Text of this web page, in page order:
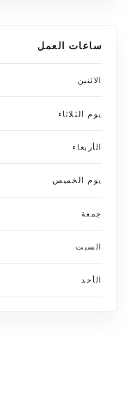
ساعات العمل
الاثنين
يوم الثلاثاء
الأربعاء
يوم الخميس
جمعة
السبت
الأحد